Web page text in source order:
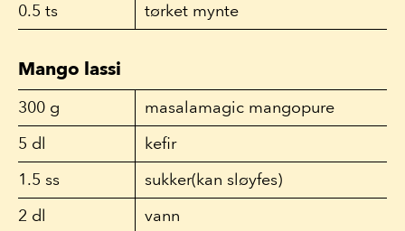
0.5 ts tørket mynte
Mango lassi
300 g
masalamagic mangopure
5 dl
kefir
1.5 ss
sukker(kan sløyfes)
2 dl vann